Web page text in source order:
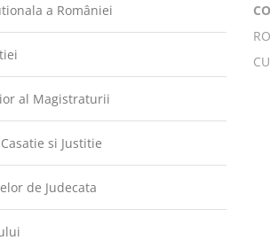
a României
al Magistraturii
si Justitie
de Judecata